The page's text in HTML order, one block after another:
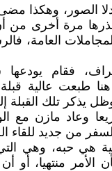
الصور، وهكذا
مرة أخرى من
العامة،
فقام يودعها
هنا طبعت عالية
وظل يذكر تلك القبلة
وعاد مازن مع
من جديد
هي حبه، وهي
الأمر منتهيا، أو